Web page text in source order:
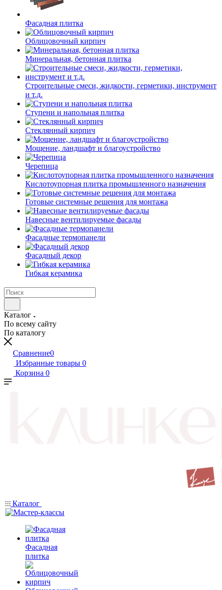
Фасадная плитка
Облицовочный кирпич
Минеральная, бетонная плитка
Строительные смеси, жидкости, герметики, инструмент
и т.д.
Ступени и напольная плитка
Cтеклянный кирпич
Мощение, ландшафт и благоустройство
Черепица
Кислотоупорная плитка промышленного назначения
Готовые системные решения для монтажа
Навесные вентилируемые фасады
Фасадные термопанели
Фасадный декор
Гибкая керамика
Каталог
По всему сайту
По каталогу
Сравнение0
Избранные товары 0
Корзина 0
Каталог
Фасадная
плитка